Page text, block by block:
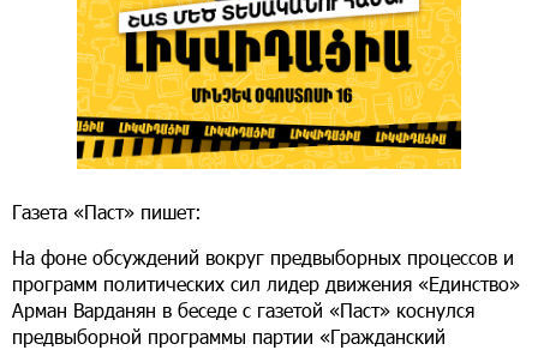
Газета «Паст» пишет:
На фоне обсуждений вокруг предвыборных процессов и
программ политических сил лидер движения «Единство»
Арман Варданян в беседе с газетой «Паст» коснулся
предвыборной программы партии «Гражданский